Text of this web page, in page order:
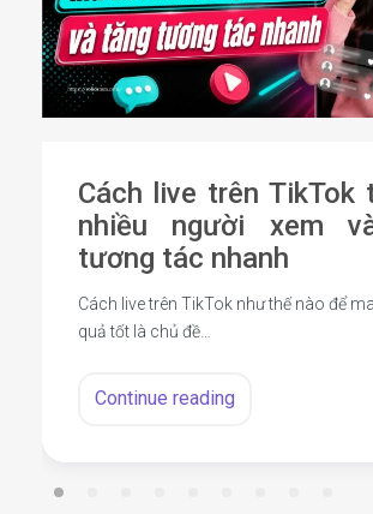
Cách live trên TikTok
nhiều người xem
tương tác nhanh
Cách live trên TikTok như thế nào để
quả tốt là chủ đề…
Continue reading